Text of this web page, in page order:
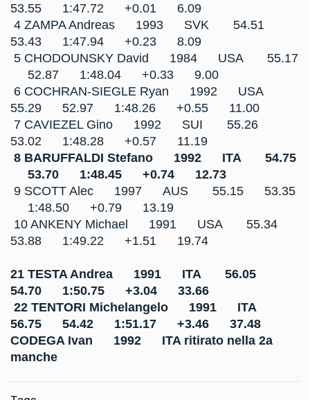
53.55 1:47.72 +0.01 6.09
4 ZAMPA Andreas 1993 SVK 54.51
53.43 1:47.94 +0.23 8.09
5 CHODOUNSKY David 1984 USA 55.17
52.87 1:48.04 +0.33 9.00
6 COCHRAN-SIEGLE Ryan 1992 USA
55.29 52.97 1:48.26 +0.55 11.00
7 CAVIEZEL Gino 1992 SUI 55.26
53.02 1:48.28 +0.57 11.19
8 BARUFFALDI Stefano 1992 ITA 54.75
53.70 1:48.45 +0.74 12.73
9 SCOTT Alec 1997 AUS 55.15 53.35
1:48.50 +0.79 13.19
10 ANKENY Michael 1991 USA 55.34
53.88 1:49.22 +1.51 19.74
21 TESTA Andrea 1991 ITA 56.05
54.70 1:50.75 +3.04 33.66
22 TENTORI Michelangelo 1991 ITA
56.75 54.42 1:51.17 +3.46 37.48
CODEGA Ivan 1992 ITA ritirato nella 2a
manche